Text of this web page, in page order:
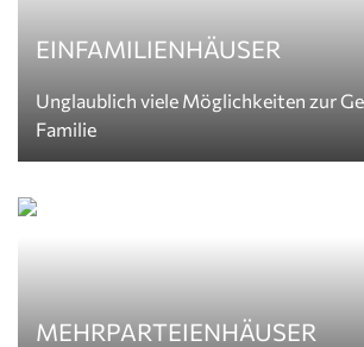
EINFAMILIENHÄUSER
Unglaublich viele Möglichkeiten zur
Familie
MEHRPARTEIENHÄUSER